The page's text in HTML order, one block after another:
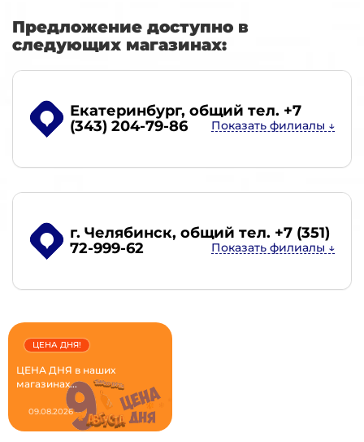
Предложение доступно в
следующих магазинах:
Екатеринбург, общий тел. +7
(343) 204-79-86
г. Челябинск, общий тел. +7 (351)
72-999-62
ЦЕНА ДНЯ в наших
магазинах...
ЦЕНА ДНЯ!
09.08.2026